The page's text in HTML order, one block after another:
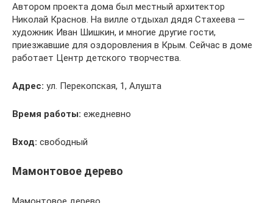
Автором проекта дома был местный архитектор
Николай Краснов. На вилле отдыхал дядя Стахеева —
художник Иван Шишкин, и многие другие гости,
приезжавшие для оздоровления в Крым. Сейчас в доме
работает Центр детского творчества.
Адрес: ул. Перекопская, 1, Алушта
Время работы: ежедневно
Вход: свободный
Мамонтовое дерево